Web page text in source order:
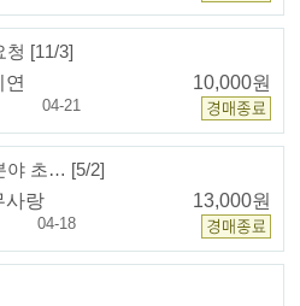
청 [11/3]
연 10,000원
04-21
야 초… [5/2]
사랑 13,000원
04-18